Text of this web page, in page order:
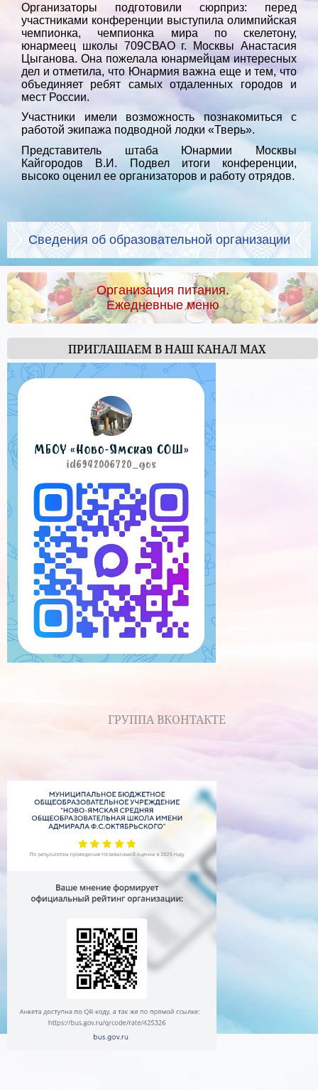
Организаторы подготовили сюрприз: перед
участниками конференции выступила олимпийская
чемпионка, чемпионка мира по скелетону,
юнармеец школы 709СВАО г. Москвы Анастасия
Цыганова. Она пожелала юнармейцам интересных
дел и отметила, что Юнармия важна еще и тем, что
объединяет ребят самых отдаленных городов и
мест России.
Участники имели возможность познакомиться с
работой экипажа подводной лодки «Тверь».
Представитель штаба Юнармии Москвы
Кайгородов В.И. Подвел итоги конференции,
высоко оценил ее организаторов и работу отрядов.
Сведения об образовательной организации
Организация питания.
Ежедневные меню
ПРИГЛАШАЕМ В НАШ КАНАЛ МАХ
ГРУППА ВКОНТАКТЕ